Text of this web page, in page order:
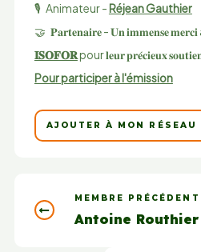
🎙️ Animateur - Réjean Gauthier
🤝 𝐏𝐚𝐫𝐭𝐞𝐧𝐚𝐢𝐫𝐞 - 𝐔𝐧 𝐢𝐦𝐦𝐞𝐧𝐬𝐞
𝐈𝐒𝐎𝐅𝐎𝐑pour 𝐥𝐞𝐮𝐫 𝐩𝐫𝐞́𝐜𝐢𝐞𝐮𝐱
Pour participer à l'émission
AJOUTER À MON RÉSEAU
MEMBRE PRÉCÉDENT
Antoine Routhier